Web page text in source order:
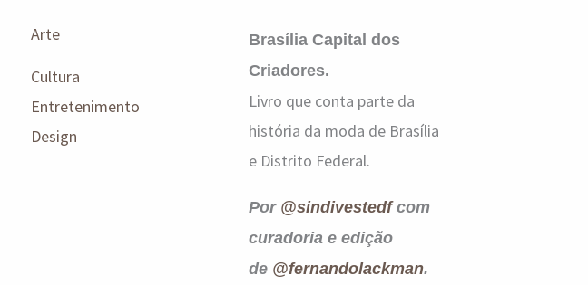
Arte
Cultura
Entretenimento
Design
Brasília Capital dos
Criadores.
Livro que conta parte da
história da moda de Brasília
e Distrito Federal.
Por @sindivestedfcom
curadoria e edição
de @fernandolackman.